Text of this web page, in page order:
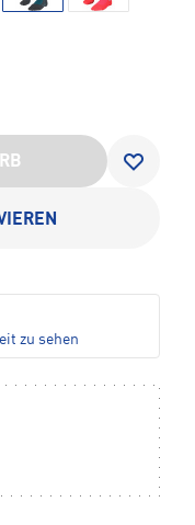
zu sehen